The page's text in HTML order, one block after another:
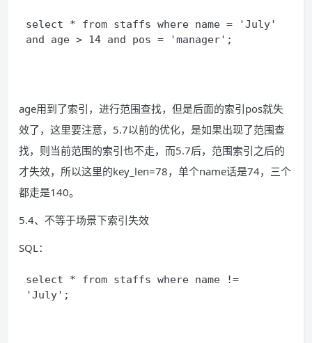
select * from staffs where name = 'July'
and age > 14 and pos = 'manager';
age用到了索引，进行范围查找，但是后面的索引pos就失
效了，这里要注意，5.7以前的优化，是如果出现了范围查
找，则当前范围的索引也不走，而5.7后，范围索引之后的
才失效，所以这里的key_len=78，单个name话是74，三个
都走是140。
5.4、不等于场景下索引失效
SQL：
select * from staffs where name !=
'July';